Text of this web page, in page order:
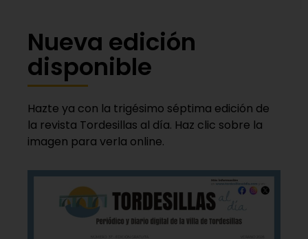
Nueva edición
disponible
Hazte ya con la trigésimo séptima edición de
la revista Tordesillas al día. Haz clic sobre la
imagen para verla online.